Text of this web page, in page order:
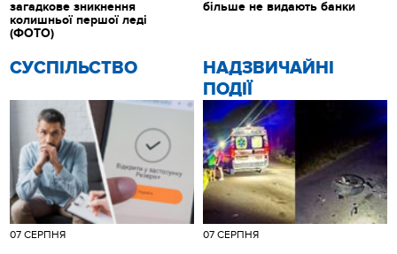
CУСПІЛЬСТВО
07 СЕРПНЯ
НАДЗВИЧАЙНІ
ПОДІЇ
07 СЕРПНЯ
загадкове зникнення
колишньої першої леді
(ФОТО)
більше не видають банки